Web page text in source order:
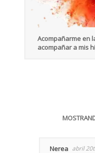
Acompañarme en
acompañar a mis
Nerea abril